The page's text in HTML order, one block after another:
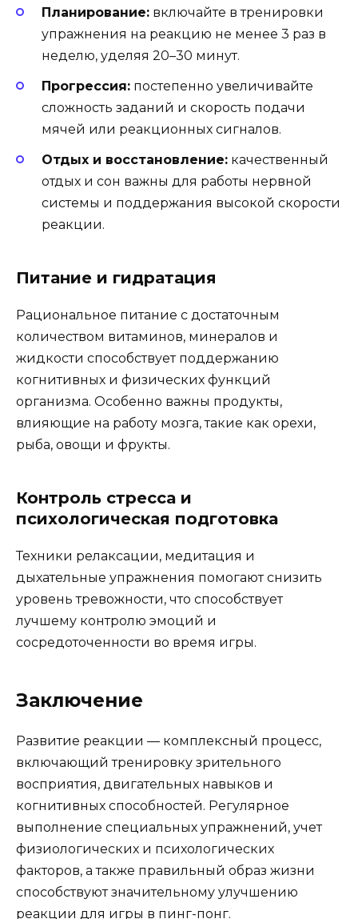
Планирование: включайте в тренировки
упражнения на реакцию не менее 3 раз в
неделю, уделяя 20–30 минут.
Прогрессия: постепенно увеличивайте
сложность заданий и скорость подачи
мячей или реакционных сигналов.
Отдых и восстановление: качественный
отдых и сон важны для работы нервной
системы и поддержания высокой скорости
реакции.
Питание и гидратация
Рациональное питание с достаточным
количеством витаминов, минералов и
жидкости способствует поддержанию
когнитивных и физических функций
организма. Особенно важны продукты,
влияющие на работу мозга, такие как орехи,
рыба, овощи и фрукты.
Контроль стресса и
психологическая подготовка
Техники релаксации, медитация и
дыхательные упражнения помогают снизить
уровень тревожности, что способствует
лучшему контролю эмоций и
сосредоточенности во время игры.
Заключение
Развитие реакции — комплексный процесс,
включающий тренировку зрительного
восприятия, двигательных навыков и
когнитивных способностей. Регулярное
выполнение специальных упражнений, учет
физиологических и психологических
факторов, а также правильный образ жизни
способствуют значительному улучшению
реакции для игры в пинг-понг.